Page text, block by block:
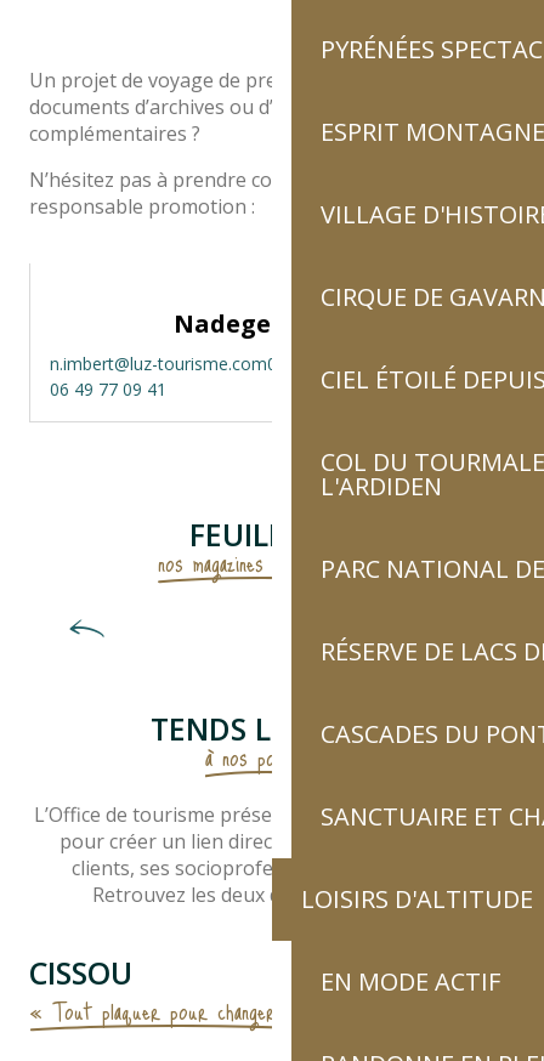
PYRÉNÉES
ESPRIT MONTAGNE
VILLAGE
CIRQUE DE
CIEL ÉTOILÉ
COL DU
L'ARDIDEN
PARC NATIONAL
RÉSERVE DE LACS
CASCADES DU
SANCTUAIRE ET
LOISIRS D'ALTITUDE
EN MODE ACTIF
Un projet de voyage de presse ? Besoin d’aides, de
documents d’archives ou d’informations
complémentaires ?
N’hésitez pas à prendre contact avec notre
responsable promotion :
Nadege IMBERT
n.imbert@luz-tourisme.com05 62 92 30 33
06 49 77 09 41
FEUILLETTE
nos magazines touristiques !
Explore les Pyrénées
Été 2026
TENDS L'OREILLE
à nos podcasts !
L’Office de tourisme présente sa chaîne de podcasts
pour créer un lien direct et plus vivant avec ses
clients, ses socioprofessionnels et la presse.
Retrouvez les deux derniers interviews :
CISSOU
« Tout plaquer pour changer de vie »